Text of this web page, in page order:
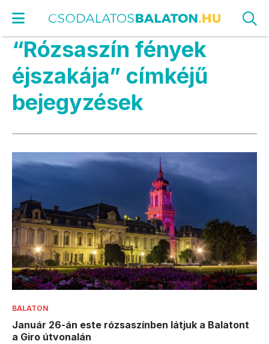
“Rózsaszín fények
éjszakája” címkéjű
bejegyzések
BALATON
Január 26-án este rózsaszínben látjuk a Balatont
a Giro útvonalán